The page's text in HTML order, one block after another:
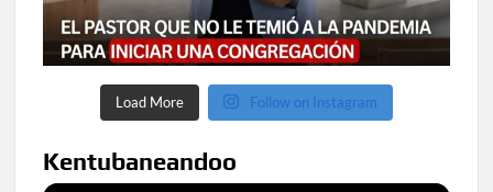
Load More Follow on Instagram
Kentubaneandoo